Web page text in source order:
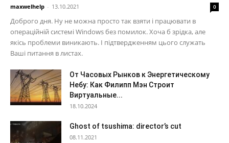
maxwelhelp - 13.10.2021 0
Доброго дня. Ну не можна просто так взяти і працювати в
операційній системі Windows без помилок. Хоча б зрідка, але
якісь проблеми виникають. І підтвердженням цього служать
Ваші питання в листах.
От Часовых Рынков к Энергетическому
Небу: Как Филипп Мэн Строит
Виртуальные...
18.10.2024
Ghost of tsushima: director’s cut
08.11.2021